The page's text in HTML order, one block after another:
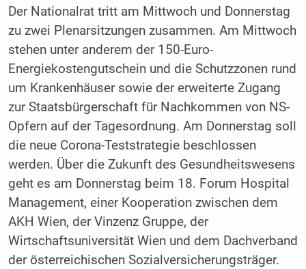
Der Nationalrat tritt am Mittwoch und Donnerstag
zu zwei Plenarsitzungen zusammen. Am Mittwoch
stehen unter anderem der 150-Euro-
Energiekostengutschein und die Schutzzonen rund
um Krankenhäuser sowie der erweiterte Zugang
zur Staatsbürgerschaft für Nachkommen von NS-
Opfern auf der Tagesordnung. Am Donnerstag soll
die neue Corona-Teststrategie beschlossen
werden. Über die Zukunft des Gesundheitswesens
geht es am Donnerstag beim 18. Forum Hospital
Management, einer Kooperation zwischen dem
AKH Wien, der Vinzenz Gruppe, der
Wirtschaftsuniversität Wien und dem Dachverband
der österreichischen Sozialversicherungsträger.